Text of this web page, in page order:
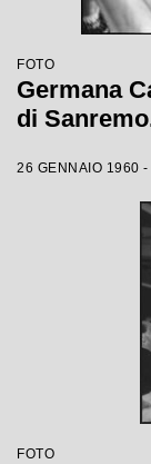
FOTO
Germana
di
26 GENNAIO 1960
FOTO